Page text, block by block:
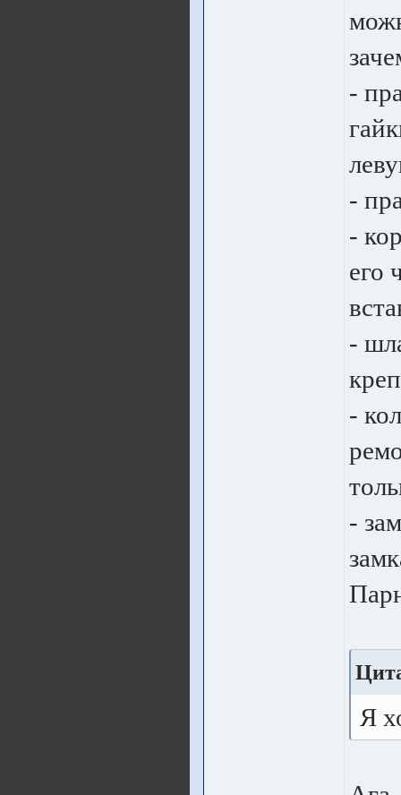
-
-
-
его
-
-
-
Я